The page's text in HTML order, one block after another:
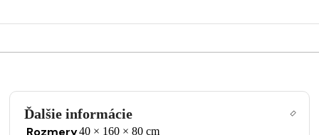
Ďalšie informácie
Rozmery40 × 160 × 80 cm